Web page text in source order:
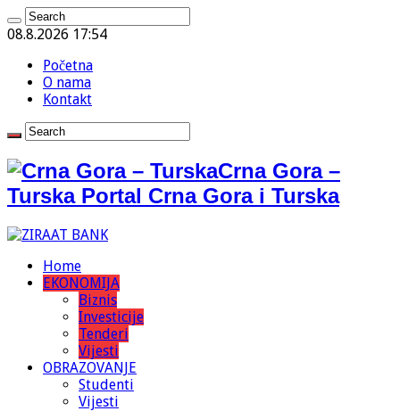
08.8.2026 17:54
Početna
O nama
Kontakt
Crna Gora –
Turska Portal Crna Gora i Turska
Home
EKONOMIJA
Biznis
Investicije
Tenderi
Vijesti
OBRAZOVANJE
Studenti
Vijesti